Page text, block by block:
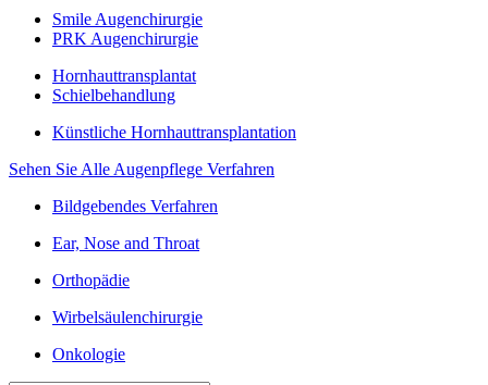
Smile Augenchirurgie
PRK Augenchirurgie
Hornhauttransplantat
Schielbehandlung
Künstliche Hornhauttransplantation
Sehen Sie Alle Augenpflege Verfahren
Bildgebendes Verfahren
Ear, Nose and Throat
Orthopädie
Wirbelsäulenchirurgie
Onkologie